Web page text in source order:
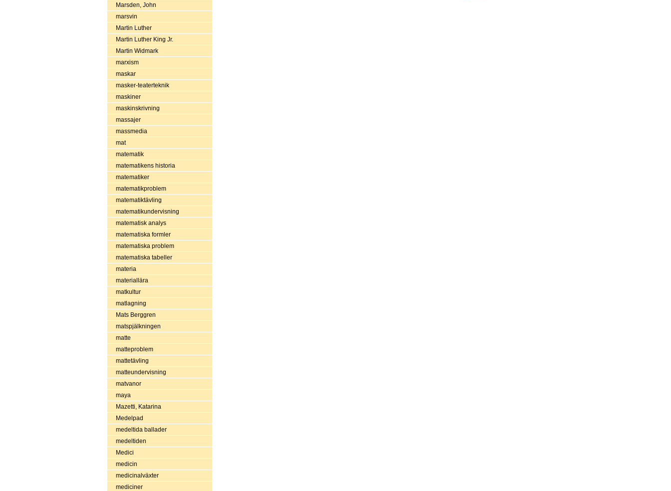
Marsden, John
marsvin
Martin Luther
Martin Luther King Jr.
Martin Widmark
marxism
maskar
masker-teaterteknik
maskiner
maskinskrivning
massajer
massmedia
mat
matematik
matematikens historia
matematiker
matematikproblem
matematiktävling
matematikundervisning
matematisk analys
matematiska formler
matematiska problem
matematiska tabeller
materia
materiallära
matkultur
matlagning
Mats Berggren
matspjälkningen
matte
matteproblem
mattetävling
matteundervisning
matvanor
maya
Mazetti, Katarina
Medelpad
medeltida ballader
medeltiden
Medici
medicin
medicinalväxter
mediciner